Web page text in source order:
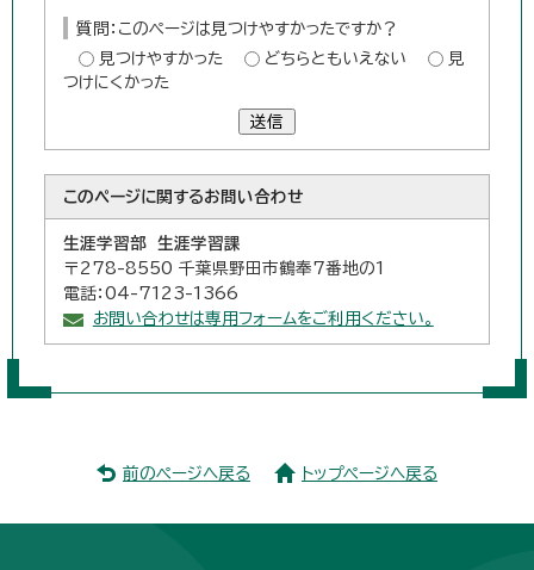
質問：このページは見つけやすかったですか？
見つけやすかった
どちらともいえない
見
つけにくかった
送信
このページに関するお問い合わせ
生涯学習部 生涯学習課
〒278-8550 千葉県野田市鶴奉7番地の1
電話：04-7123-1366
お問い合わせは専用フォームをご利用ください。
前のページへ戻る トップページへ戻る